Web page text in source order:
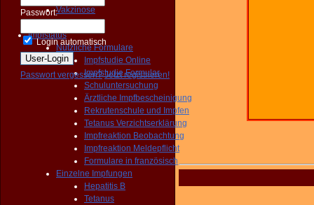
Vakzinose
Gemischte
Impfstatus
Nützliche Formulare
Impfstudie Online
Impfstudie Formular
Schuluntersuchung
Ärztliche Impfbescheinigung
Rekrutenschule und Impfen
Tetanus Verzichtserklärung
Impfreaktion Beobachtung
Impfreaktion Meldepflicht
Formulare in französisch
Einzelne Impfungen
Hepatitis B
Tetanus
Passwort:
Login automatisch
Passwort vergessen? Jetzt registrieren!